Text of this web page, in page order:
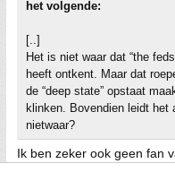
het volgende:
[..]
Het is niet waar dat “the
heeft ontkent. Maar dat
de “deep state” opstaat
klinken. Bovendien leidt het
nietwaar?
Ik ben zeker ook geen fan